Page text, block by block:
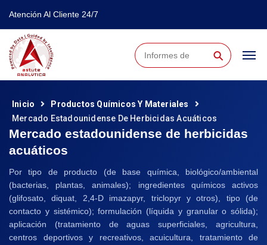
Atención Al Cliente 24/7
⚲
Inicio
Productos Químicos Y Materiales
Mercado Estadounidense De Herbicidas Acuáticos
Mercado estadounidense de herbicidas
acuáticos
Por tipo de producto (de base química, biológico/ambiental
(bacterias, plantas, animales); ingredientes químicos activos
(glifosato, diquat, 2,4-D imazapyr, triclopyr y otros), tipo (de
contacto y sistémico); formulación (líquida y granular o sólida);
aplicación (tratamiento de aguas superficiales, agricultura,
centros deportivos y recreativos, acuicultura, tratamiento de